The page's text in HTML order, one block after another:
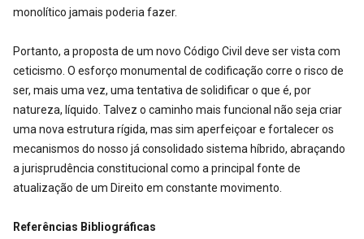
monolítico jamais poderia fazer.
Portanto, a proposta de um novo Código Civil deve ser vista com
ceticismo. O esforço monumental de codificação corre o risco de
ser, mais uma vez, uma tentativa de solidificar o que é, por
natureza, líquido. Talvez o caminho mais funcional não seja criar
uma nova estrutura rígida, mas sim aperfeiçoar e fortalecer os
mecanismos do nosso já consolidado sistema híbrido, abraçando
a jurisprudência constitucional como a principal fonte de
atualização de um Direito em constante movimento.
Referências Bibliográficas